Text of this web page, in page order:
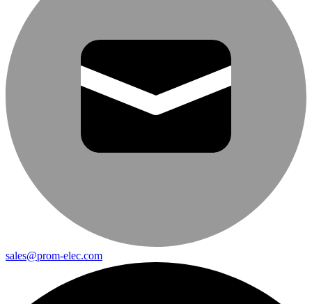
sales@prom-elec.com